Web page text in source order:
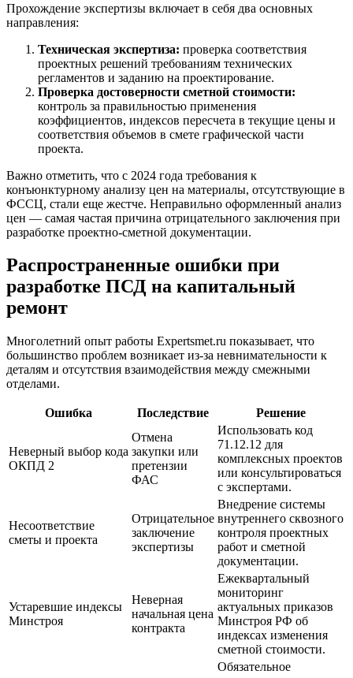
Прохождение экспертизы включает в себя два основных
направления:
Техническая экспертиза: проверка соответствия
проектных решений требованиям технических
регламентов и заданию на проектирование.
Проверка достоверности сметной стоимости:
контроль за правильностью применения
коэффициентов, индексов пересчета в текущие цены и
соответствия объемов в смете графической части
проекта.
Важно отметить, что с 2024 года требования к
конъюнктурному анализу цен на материалы, отсутствующие в
ФССЦ, стали еще жестче. Неправильно оформленный анализ
цен — самая частая причина отрицательного заключения при
разработке проектно-сметной документации.
Распространенные ошибки при
разработке ПСД на капитальный
ремонт
Многолетний опыт работы Expertsmet.ru показывает, что
большинство проблем возникает из-за невнимательности к
деталям и отсутствия взаимодействия между смежными
отделами.
Ошибка Последствие Решение
Неверный выбор кода
ОКПД 2
Отмена
закупки или
претензии
ФАС
Использовать код
71.12.12 для
комплексных проектов
или консультироваться
с экспертами.
Несоответствие
сметы и проекта
Отрицательное
заключение
экспертизы
Внедрение системы
внутреннего сквозного
контроля проектных
работ и сметной
документации.
Устаревшие индексы
Минстроя
Неверная
начальная цена
контракта
Ежеквартальный
мониторинг
актуальных приказов
Минстроя РФ об
индексах изменения
сметной стоимости.
Обязательное